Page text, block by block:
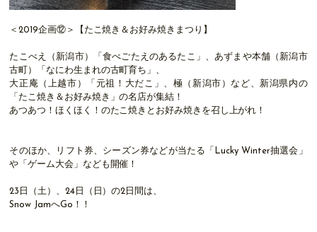
＜2019企画⑫＞【たこ焼き＆お好み焼きまつり】
たこべえ（新潟市）「食べごたえのあるたこ」、あずまや本舗（新潟市
古町）「なにわ生まれの古町育ち」、
大正庵（上越市）「元祖！大だこ」、極（新潟市）など、新潟県内の
「たこ焼き＆お好み焼き」の名店が集結！
あつあつ！ほくほく！のたこ焼きとお好み焼きを召し上がれ！
そのほか、リフト券、シーズン券などが当たる「Lucky Winter抽選会」
や「ゲーム大会」なども開催！
23日（土）、24日（日）の2日間は、
Snow JamへGo！！